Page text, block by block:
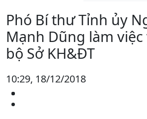
Phó Bí thư Tỉnh ủy
Mạnh Dũng làm
bộ Sở KH&ĐT
10:29, 18/12/2018